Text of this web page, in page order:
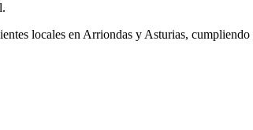
locales en Arriondas y Asturias,